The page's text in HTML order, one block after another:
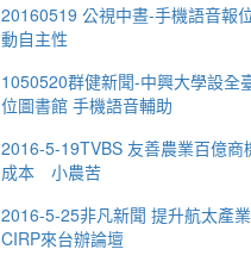
20160519 公視中晝-手機語音報
動自主性
1050520群健新聞-中興大學設全
位圖書館 手機語音輔助
2016-5-19TVBS 友善農業百億商
成本 小農苦
2016-5-25非凡新聞 提升航太產
CIRP來台辦論壇